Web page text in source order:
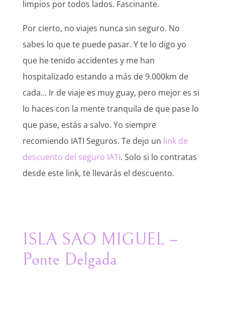
limpios por todos lados. Fascinante.
Por cierto, no viajes nunca sin seguro. No
sabes lo que te puede pasar. Y te lo digo yo
que he tenido accidentes y me han
hospitalizado estando a más de 9.000km de
cada… Ir de viaje es muy guay, pero mejor es si
lo haces con la mente tranquila de que pase lo
que pase, estás a salvo. Yo siempre
recomiendo IATI Seguros. Te dejo un link de
descuento del seguro IATI. Solo si lo contratas
desde este link, te llevarás el descuento.
ISLA SAO MIGUEL –
Ponte Delgada